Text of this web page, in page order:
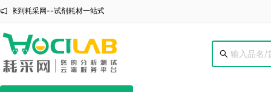
采网--试剂耗材一站式采购云平台